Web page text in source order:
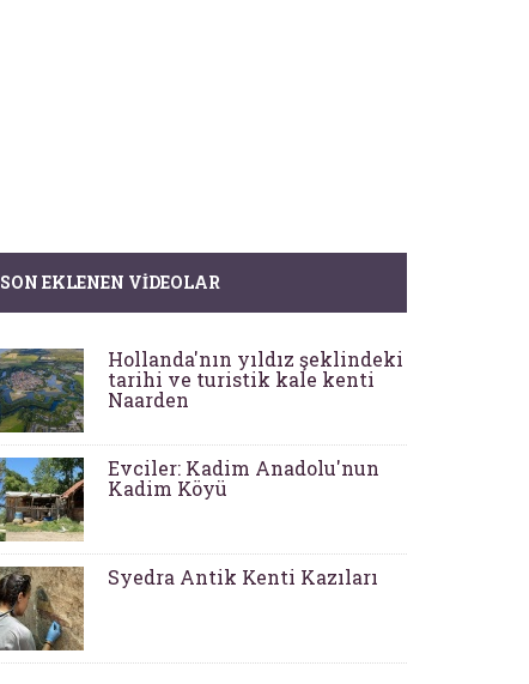
SON EKLENEN VIDEOLAR
Hollanda'nın yıldız şeklindeki
tarihi ve turistik kale kenti
Naarden
Evciler: Kadim Anadolu'nun
Kadim Köyü
Syedra Antik Kenti Kazıları